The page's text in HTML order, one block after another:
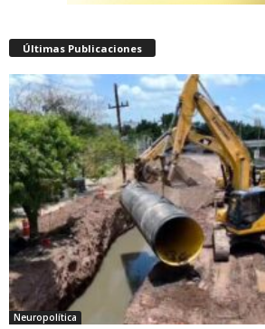
Últimas Publicaciones
Neuropolítica